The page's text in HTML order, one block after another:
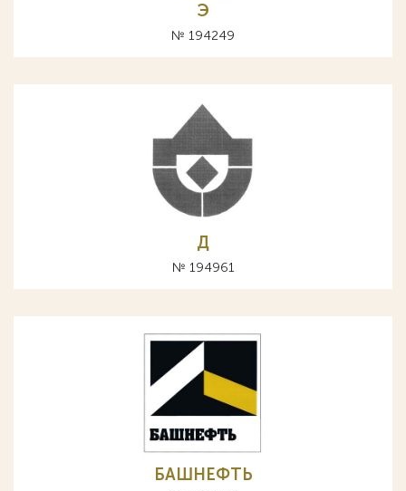
Э
№ 194249
Д
№ 194961
БАШНЕФТЬ